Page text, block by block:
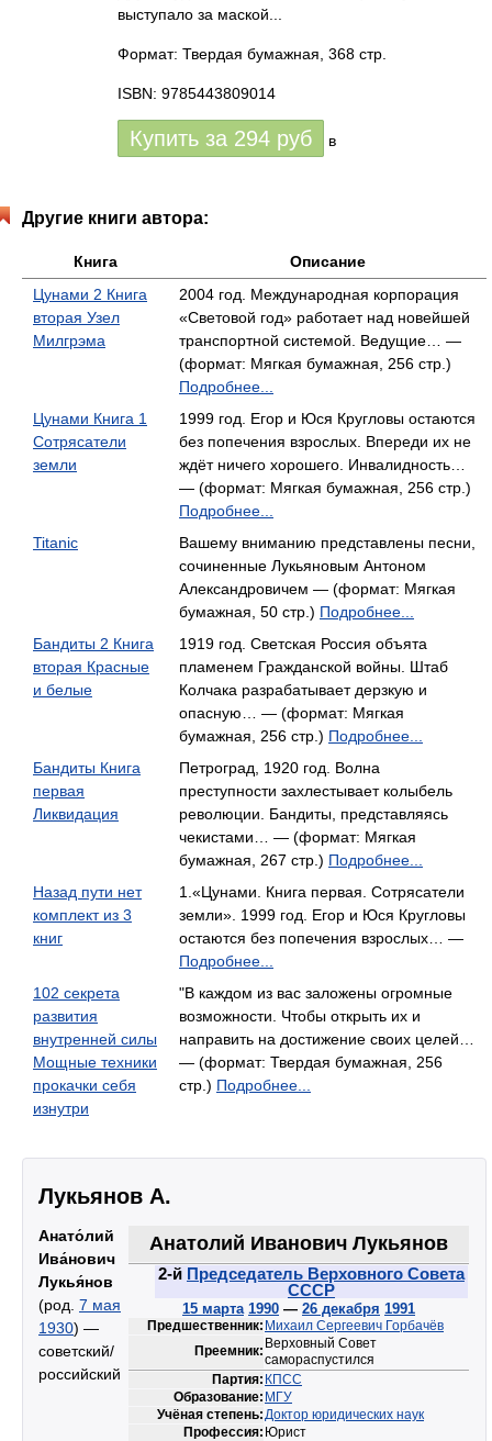
выступало за маской...
Формат: Твердая бумажная, 368 стр.
ISBN: 9785443809014
Купить за 294 руб в
Другие книги автора:
Книга
Описание
Цунами 2 Книга
вторая Узел
Милгрэма
2004 год. Международная корпорация
«Световой год» работает над новейшей
транспортной системой. Ведущие… —
(формат: Мягкая бумажная, 256 стр.)
Подробнее...
Цунами Книга 1
Сотрясатели
земли
1999 год. Егор и Юся Кругловы остаются
без попечения взрослых. Впереди их не
ждёт ничего хорошего. Инвалидность…
— (формат: Мягкая бумажная, 256 стр.)
Подробнее...
Titanic
Вашему вниманию представлены песни,
сочиненные Лукьяновым Антоном
Александровичем — (формат: Мягкая
бумажная, 50 стр.) Подробнее...
Бандиты 2 Книга
вторая Красные
и белые
1919 год. Светская Россия объята
пламенем Гражданской войны. Штаб
Колчака разрабатывает дерзкую и
опасную… — (формат: Мягкая
бумажная, 256 стр.) Подробнее...
Бандиты Книга
первая
Ликвидация
Петроград, 1920 год. Волна
преступности захлестывает колыбель
революции. Бандиты, представляясь
чекистами… — (формат: Мягкая
бумажная, 267 стр.) Подробнее...
Назад пути нет
комплект из 3
книг
1.«Цунами. Книга первая. Сотрясатели
земли». 1999 год. Егор и Юся Кругловы
остаются без попечения взрослых… —
Подробнее...
102 секрета
развития
внутренней силы
Мощные техники
прокачки себя
изнутри
"В каждом из вас заложены огромные
возможности. Чтобы открыть их и
направить на достижение своих целей…
— (формат: Твердая бумажная, 256
стр.) Подробнее...
Лукьянов А.
Анатолий Иванович Лукьянов
2-й Председатель Верховного Совета
СССР
15 марта 1990 — 26 декабря 1991
Предшественник: Михаил Сергеевич Горбачёв
Преемник: Верховный Совет
самораспустился
Партия: КПСС
Образование: МГУ
Учёная степень:Доктор юридических наук
Профессия: Юрист
Анато́лий
Ива́нович
Лукья́нов
(род. 7 мая
1930) —
советский/
российский